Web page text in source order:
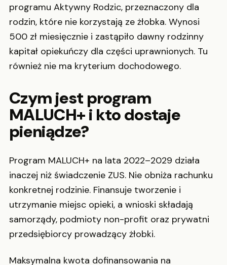
programu Aktywny Rodzic, przeznaczony dla
rodzin, które nie korzystają ze żłobka. Wynosi
500 zł miesięcznie i zastąpiło dawny rodzinny
kapitał opiekuńczy dla części uprawnionych. Tu
również nie ma kryterium dochodowego.
Czym jest program
MALUCH+ i kto dostaje
pieniądze?
Program MALUCH+ na lata 2022–2029 działa
inaczej niż świadczenie ZUS. Nie obniża rachunku
konkretnej rodzinie. Finansuje tworzenie i
utrzymanie miejsc opieki, a wnioski składają
samorządy, podmioty non-profit oraz prywatni
przedsiębiorcy prowadzący żłobki.
Maksymalna kwota dofinansowania na